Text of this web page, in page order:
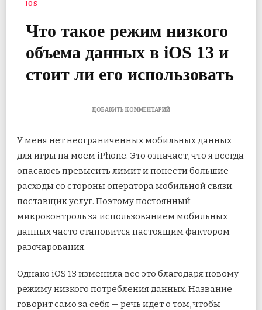
IOS
Что такое режим низкого
объема данных в iOS 13 и
стоит ли его использовать
ДОБАВИТЬ КОММЕНТАРИЙК
ТАКОЕ
НИЗКОГО
ОБЪЕМА
В
IOS
И
СТОИТ
ЛИ
У меня нет неограниченных мобильных данных
для игры на моем iPhone. Это означает, что я всегда
опасаюсь превысить лимит и понести большие
расходы со стороны оператора мобильной связи.
поставщик услуг. Поэтому постоянный
микроконтроль за использованием мобильных
данных часто становится настоящим фактором
разочарования.
Однако iOS 13 изменила все это благодаря новому
режиму низкого потребления данных. Название
говорит само за себя — речь идет о том, чтобы